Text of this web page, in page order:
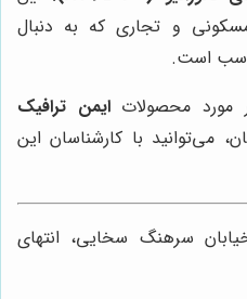
و تجاری که به دنبال
است.
مورد محصولاتایمن ترافیک
می‌توانید با کارشناسان این
سرهنگ سخایی، انتهای